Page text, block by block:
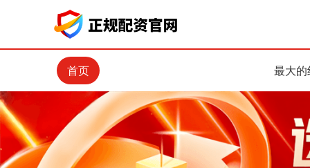
首页 最大